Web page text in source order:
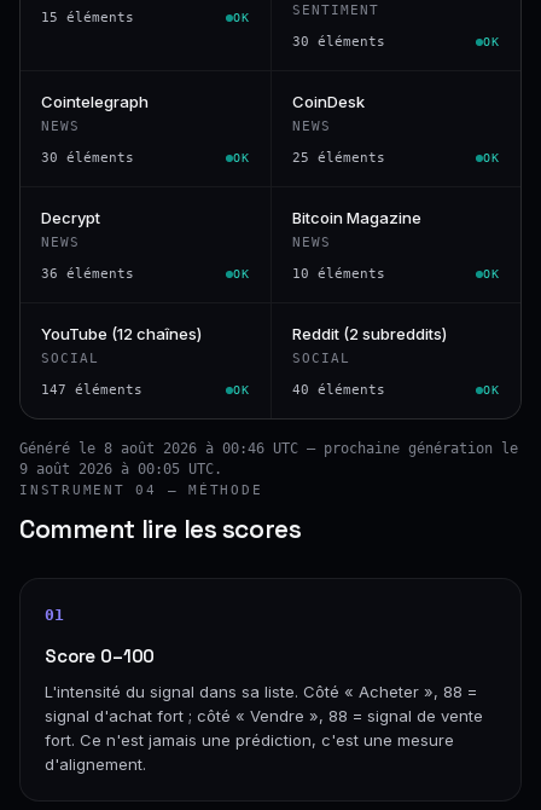
15 éléments OK
SENTIMENT
30 éléments OK
Cointelegraph
NEWS
30 éléments OK
CoinDesk
NEWS
25 éléments OK
Decrypt
NEWS
36 éléments OK
Bitcoin Magazine
NEWS
10 éléments OK
YouTube (12 chaînes)
SOCIAL
147 éléments OK
Reddit (2 subreddits)
SOCIAL
40 éléments OK
Généré le 8 août 2026 à 00:46 UTC — prochaine génération le
9 août 2026 à 00:05 UTC.
INSTRUMENT 04 — MÉTHODE
Comment lire les scores
01
Score 0–100
L'intensité du signal dans sa liste. Côté « Acheter », 88 =
signal d'achat fort ; côté « Vendre », 88 = signal de vente
fort. Ce n'est jamais une prédiction, c'est une mesure
d'alignement.